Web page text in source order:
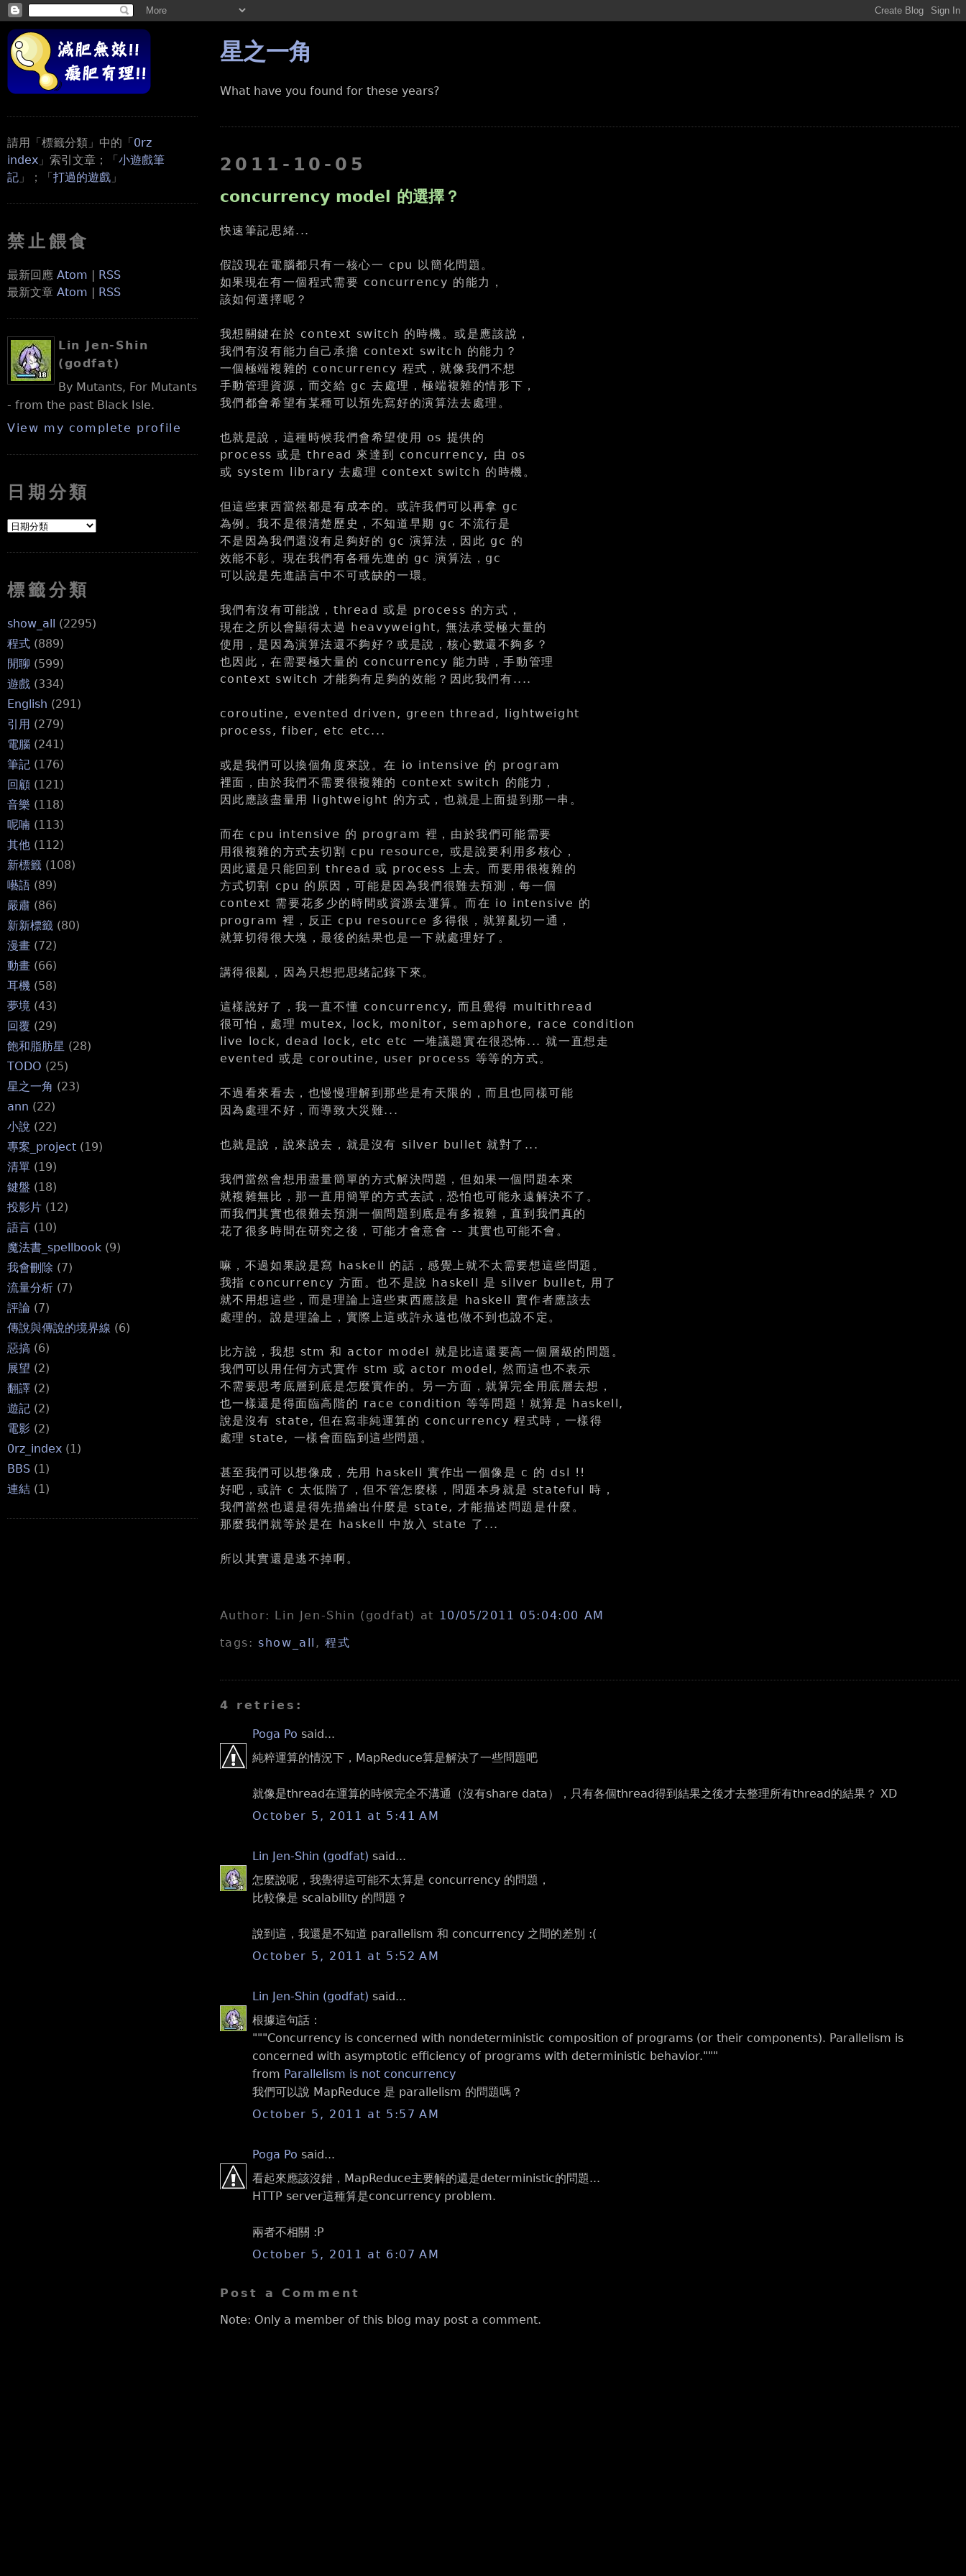
請用「標籤分類」中的「0rz
index 」索引文章；「小遊戲筆
記 」；「打過的遊戲 」
禁止餵食
最新回應 Atom | RSS
最新文章 Atom | RSS
Lin Jen-Shin
(godfat)
By Mutants, For Mutants
- from the past Black Isle.
View my complete profile
日期分類
標籤分類
show_all (2295)
程式 (889)
閒聊 (599)
遊戲 (334)
English (291)
引用 (279)
電腦 (241)
筆記 (176)
回顧 (121)
音樂 (118)
呢喃 (113)
其他 (112)
新標籤 (108)
囈語 (89)
嚴肅 (86)
新新標籤 (80)
漫畫 (72)
動畫 (66)
耳機 (58)
夢境 (43)
回覆 (29)
飽和脂肪星 (28)
TODO (25)
星之一角 (23)
ann (22)
小說 (22)
專案_project (19)
清單 (19)
鍵盤 (18)
投影片 (12)
語言 (10)
魔法書_spellbook (9)
我會刪除 (7)
流量分析 (7)
評論 (7)
傳說與傳說的境界線 (6)
惡搞 (6)
展望 (2)
翻譯 (2)
遊記 (2)
電影 (2)
0rz_index (1)
BBS (1)
連結 (1)
星之一角
What have you found for these years?
2011-10-05
concurrency model 的選擇？
快速筆記思緒...
假設現在電腦都只有一核心一 cpu 以簡化問題。
如果現在有一個程式需要 concurrency 的能力，
該如何選擇呢？
我想關鍵在於 context switch 的時機。或是應該說，
我們有沒有能力自己承擔 context switch 的能力？
一個極端複雜的 concurrency 程式，就像我們不想
手動管理資源，而交給 gc 去處理，極端複雜的情形下，
我們都會希望有某種可以預先寫好的演算法去處理。
也就是說，這種時候我們會希望使用 os 提供的
process 或是 thread 來達到 concurrency, 由 os
或 system library 去處理 context switch 的時機。
但這些東西當然都是有成本的。或許我們可以再拿 gc
為例。我不是很清楚歷史，不知道早期 gc 不流行是
不是因為我們還沒有足夠好的 gc 演算法，因此 gc 的
效能不彰。現在我們有各種先進的 gc 演算法，gc
可以說是先進語言中不可或缺的一環。
我們有沒有可能說，thread 或是 process 的方式，
現在之所以會顯得太過 heavyweight, 無法承受極大量的
使用，是因為演算法還不夠好？或是說，核心數還不夠多？
也因此，在需要極大量的 concurrency 能力時，手動管理
context switch 才能夠有足夠的效能？因此我們有....
coroutine, evented driven, green thread, lightweight
process, fiber, etc etc...
或是我們可以換個角度來說。在 io intensive 的 program
裡面，由於我們不需要很複雜的 context switch 的能力，
因此應該盡量用 lightweight 的方式，也就是上面提到那一串。
而在 cpu intensive 的 program 裡，由於我們可能需要
用很複雜的方式去切割 cpu resource, 或是說要利用多核心，
因此還是只能回到 thread 或 process 上去。而要用很複雜的
方式切割 cpu 的原因，可能是因為我們很難去預測，每一個
context 需要花多少的時間或資源去運算。而在 io intensive 的
program 裡，反正 cpu resource 多得很，就算亂切一通，
就算切得很大塊，最後的結果也是一下就處理好了。
講得很亂，因為只想把思緒記錄下來。
這樣說好了，我一直不懂 concurrency, 而且覺得 multithread
很可怕，處理 mutex, lock, monitor, semaphore, race condition
live lock, dead lock, etc etc 一堆議題實在很恐怖... 就一直想走
evented 或是 coroutine, user process 等等的方式。
不過看來看去，也慢慢理解到那些是有天限的，而且也同樣可能
因為處理不好，而導致大災難...
也就是說，說來說去，就是沒有 silver bullet 就對了...
我們當然會想用盡量簡單的方式解決問題，但如果一個問題本來
就複雜無比，那一直用簡單的方式去試，恐怕也可能永遠解決不了。
而我們其實也很難去預測一個問題到底是有多複雜，直到我們真的
花了很多時間在研究之後，可能才會意會 -- 其實也可能不會。
嘛，不過如果說是寫 haskell 的話，感覺上就不太需要想這些問題。
我指 concurrency 方面。也不是說 haskell 是 silver bullet, 用了
就不用想這些，而是理論上這些東西應該是 haskell 實作者應該去
處理的。說是理論上，實際上這或許永遠也做不到也說不定。
比方說，我想 stm 和 actor model 就是比這還要高一個層級的問題。
我們可以用任何方式實作 stm 或 actor model, 然而這也不表示
不需要思考底層到底是怎麼實作的。另一方面，就算完全用底層去想，
也一樣還是得面臨高階的 race condition 等等問題！就算是 haskell,
說是沒有 state, 但在寫非純運算的 concurrency 程式時，一樣得
處理 state, 一樣會面臨到這些問題。
甚至我們可以想像成，先用 haskell 實作出一個像是 c 的 dsl !!
好吧，或許 c 太低階了，但不管怎麼樣，問題本身就是 stateful 時，
我們當然也還是得先描繪出什麼是 state, 才能描述問題是什麼。
那麼我們就等於是在 haskell 中放入 state 了...
所以其實還是逃不掉啊。
Author: Lin Jen-Shin (godfat) at 10/05/2011 05:04:00 AM
tags:show_all ,程式
4 retries:
Poga Po said...
純粹運算的情況下，MapReduce算是解決了一些問題吧
就像是thread在運算的時候完全不溝通（沒有share data），只有各個thread得到結果之後才去整理所有thread的結果？ XD
October 5, 2011 at 5:41 AM
Lin Jen-Shin (godfat) said...
怎麼說呢，我覺得這可能不太算是 concurrency 的問題，
比較像是 scalability 的問題？
說到這，我還是不知道 parallelism 和 concurrency 之間的差別 :(
October 5, 2011 at 5:52 AM
Lin Jen-Shin (godfat) said...
根據這句話：
"""Concurrency is concerned with nondeterministic composition of programs (or their components). Parallelism is
concerned with asymptotic efficiency of programs with deterministic behavior."""
from Parallelism is not concurrency
我們可以說 MapReduce 是 parallelism 的問題嗎？
October 5, 2011 at 5:57 AM
Poga Po said...
看起來應該沒錯，MapReduce主要解的還是deterministic的問題...
HTTP server這種算是concurrency problem.
兩者不相關 :P
October 5, 2011 at 6:07 AM
Post a Comment
Note: Only a member of this blog may post a comment.